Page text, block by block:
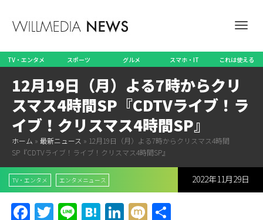
ビ
TV・エンタメ スポーツ グルメ スマホ・IT これは使える
12月19日（月）よる7時からクリ
スマス4時間SP『CDTVライブ！ラ
イブ！クリスマス4時間SP』
ホーム » 最新ニュース » 12月19日（月）よる7時からクリスマス4時間
SP『CDTVライブ！ライブ！クリスマス4時間SP』
TV・エンタメ エンタメニュース 2022年11月29日
Facebook
Twitter
LineHatena
LinkedIn
Mixi